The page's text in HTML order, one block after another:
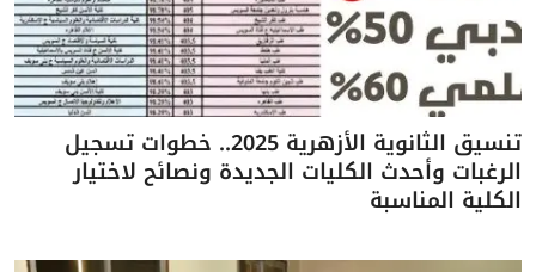
تنسيق الثانوية الأزهرية 2025.. خطوات تسجيل
الرغبات وأحدث الكليات الجديدة ونصائح لاختيار
الكلية المناسبة